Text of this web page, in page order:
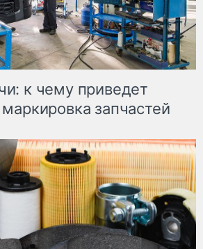
к чему приведет
запчастей